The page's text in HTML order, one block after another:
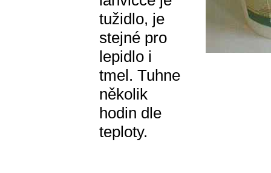
tužidlo, je
stejné pro
lepidlo i
tmel. Tuhne
několik
hodin dle
teploty.